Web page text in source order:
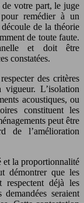
de votre part, le juge
remédier à un
de la théorie
de toute faute.
et doit être
constatées.
des critères
L’isolation
acoustiques, ou
constituent les
peut être
de l’amélioration
et la proportionnalité
démontrer que les
respectent déjà les
seraient